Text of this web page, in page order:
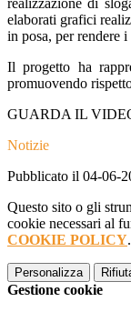
realizzazione di
elaborati grafici
in posa, per rendere
Il progetto ha
promuovendo
GUARDA IL
Notizie
Pubblicato il 04-06-
Questo sito o gli
cookie necessari al
COOKIE POLICY.
Personalizza
Gestione cookie